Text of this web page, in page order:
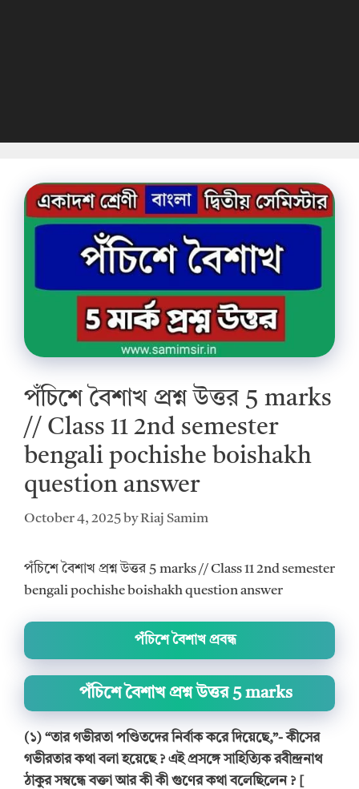
পঁচিশে বৈশাখ প্রশ্ন উত্তর 5 marks
// Class 11 2nd semester
bengali pochishe boishakh
question answer
October 4, 2025 byRiaj Samim
পঁচিশে বৈশাখ প্রশ্ন উত্তর 5 marks // Class 11 2nd semester
bengali pochishe boishakh question answer
পঁচিশে বৈশাখ প্রবন্ধ
পঁচিশে বৈশাখ প্রশ্ন উত্তর 5 marks
(১) “তার গভীরতা পণ্ডিতদের নির্বাক করে দিয়েছে,”- কীসের
গভীরতার কথা বলা হয়েছে ? এই প্রসঙ্গে সাহিত্যিক রবীন্দ্রনাথ
ঠাকুর সম্বন্ধে বক্তা আর কী কী গুণের কথা বলেছিলেন ? [